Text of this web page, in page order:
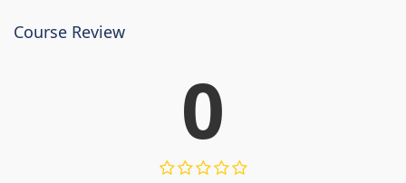
Course Review
0